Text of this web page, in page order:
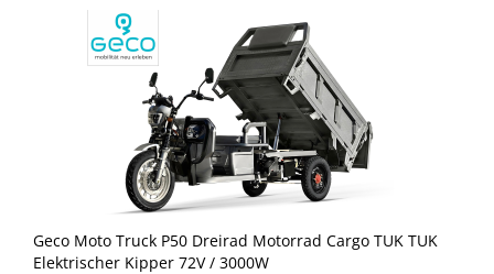
Geco Moto Truck P50 Drei­rad Mo­tor­rad Cargo TUK TUK
Elek­tri­scher Kip­per 72V / 3000W